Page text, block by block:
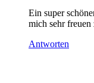
Ein super
mich sehr
Antworten